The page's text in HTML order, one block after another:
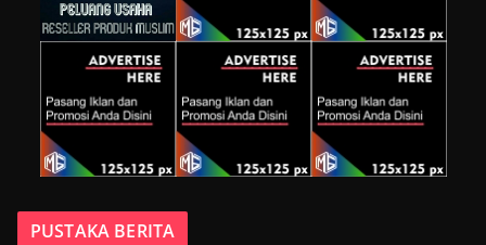
PUSTAKA BERITA